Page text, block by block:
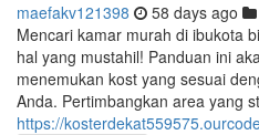
maefakv121398 58 days ago
Mencari kamar murah di ibukota
hal yang mustahil! Panduan ini
menemukan kost yang sesuai
Anda. Pertimbangkan area yang
https://